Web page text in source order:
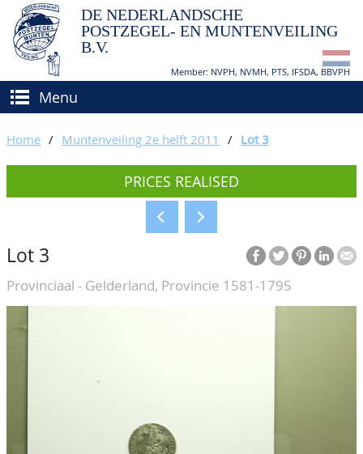
DE NEDERLANDSCHE
POSTZEGEL- EN MUNTENVEILING
B.V.
Member: NVPH, NVMH, PTS, IFSDA, BBVPH
Menu
BUY AND SELL
How to sell?
Conditions
BIDDING
CATALOGUE/RESULTS
GRADING
CALENDAR
Home / Muntenveiling 2e helft 2011 / Lot 3
PRICES REALISED
Lot 3
Provinciaal - Gelderland, Provincie 1581-1795